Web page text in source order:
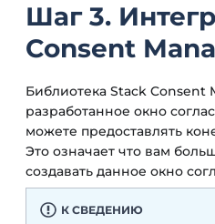
Шаг 3.
Consent
Библиотека Stack Consent
разработанное окно
можете предоставлять
Это означает что вам
создавать данное окно
К СВЕДЕНИЮ